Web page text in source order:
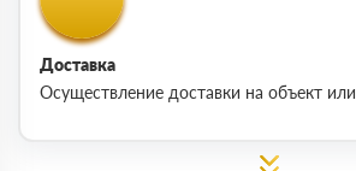
Доставка
Осуществление доставки на объект